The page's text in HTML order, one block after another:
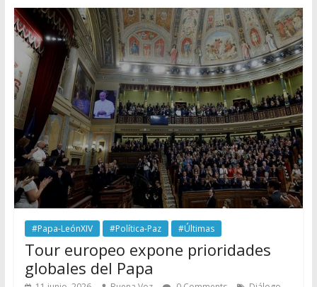
#Papa-LeónXIV #Política-Paz #Últimas
Tour europeo expone prioridades
globales del Papa